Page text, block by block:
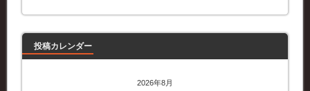
事
投稿カレンダー
2026年8月